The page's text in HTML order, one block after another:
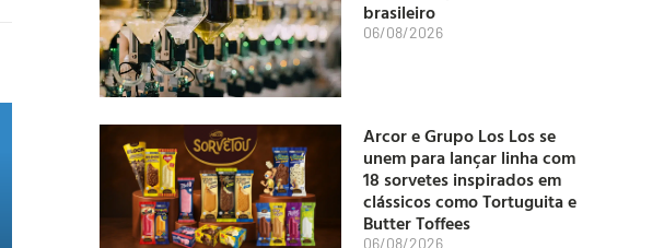
brasileiro
06/08/2026
Arcor e Grupo Los Los se
unem para lançar linha com
18 sorvetes inspirados em
clássicos como Tortuguita e
Butter Toffees
06/08/2026